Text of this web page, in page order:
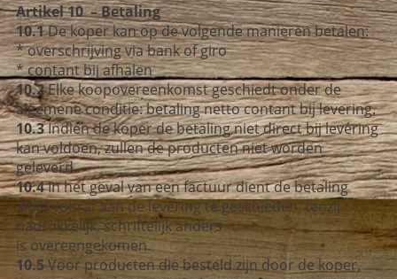
Artikel 10 – Betaling
10.1De koper kan op de volgende manieren betalen:
* overschrijving via bank of giro
* contant bij afhalen
10.2Elke koopovereenkomst geschiedt onder de
algemene conditie: betaling netto contant bij levering.
10.3Indien de koper de betaling niet direct bij levering
kan voldoen, zullen de producten niet worden
geleverd.
10.4In het geval van een factuur dient de betaling
altijd vooraf aan de levering te geschieden, tenzij
nadrukkelijk, schriftelijk anders
is overeengekomen.
10.5Voor producten die besteld zijn door de koper,